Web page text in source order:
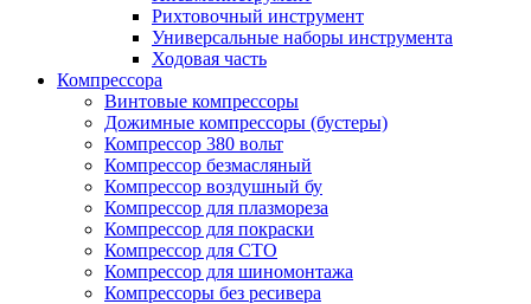
Рихтовочный инструмент
Универсальные наборы инструмента
Ходовая часть
Компрессора
Винтовые компрессоры
Дожимные компрессоры (бустеры)
Компрессор 380 вольт
Компрессор безмасляный
Компрессор воздушный бу
Компрессор для плазмореза
Компрессор для покраски
Компрессор для СТО
Компрессор для шиномонтажа
Компрессоры без ресивера